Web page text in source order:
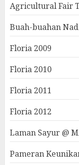
Agricultural Fair
Buah-buahan
Floria 2009
Floria 2010
Floria 2011
Floria 2012
Laman Sayur @
Pameran